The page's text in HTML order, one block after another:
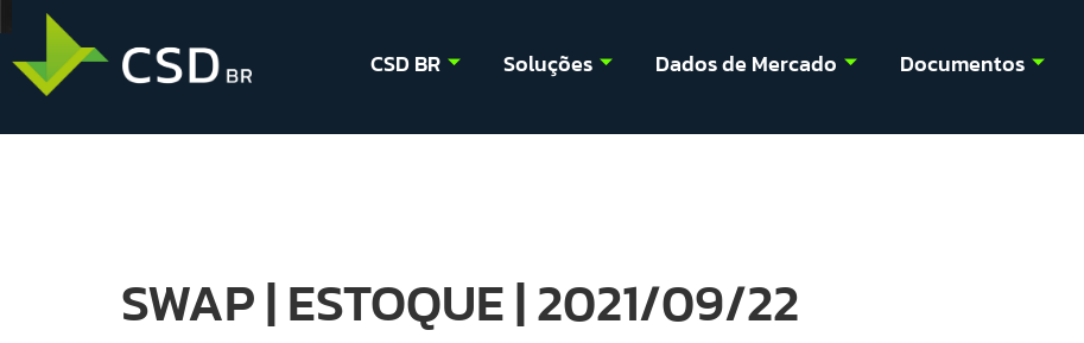
CSD BR
Soluções Dados de Mercado Documentos
SWAP | ESTOQUE | 2021/09/22